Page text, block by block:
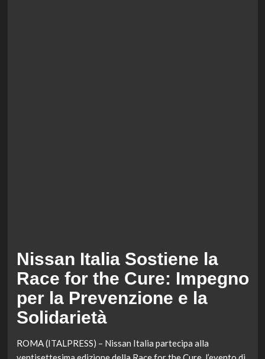
Nissan Italia Sostiene la
Race for the Cure: Impegno
per la Prevenzione e la
Solidarietà
ROMA (ITALPRESS) – Nissan Italia partecipa alla